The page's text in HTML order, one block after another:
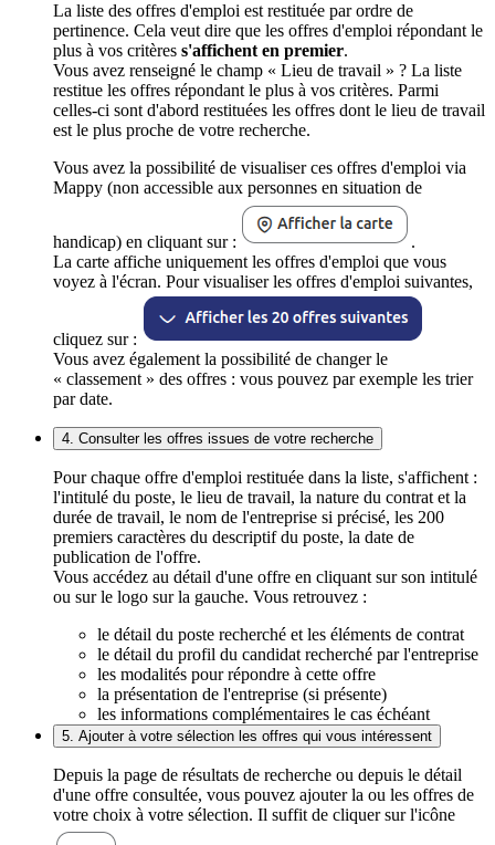
La liste des offres d'emploi est restituée par ordre de
pertinence. Cela veut dire que les offres d'emploi répondant le
plus à vos critères s'affichent en premier.
Vous avez renseigné le champ « Lieu de travail » ? La liste
restitue les offres répondant le plus à vos critères. Parmi
celles-ci sont d'abord restituées les offres dont le lieu de travail
est le plus proche de votre recherche.
Vous avez la possibilité de visualiser ces offres d'emploi via
Mappy (non accessible aux personnes en situation de
handicap) en cliquant sur :
.
La carte affiche uniquement les offres d'emploi que vous
voyez à l'écran. Pour visualiser les offres d'emploi suivantes,
cliquez sur :
Vous avez également la possibilité de changer le
« classement » des offres : vous pouvez par exemple les trier
par date.
4. Consulter les offres issues de votre recherche
Pour chaque offre d'emploi restituée dans la liste, s'affichent :
l'intitulé du poste, le lieu de travail, la nature du contrat et la
durée de travail, le nom de l'entreprise si précisé, les 200
premiers caractères du descriptif du poste, la date de
publication de l'offre.
Vous accédez au détail d'une offre en cliquant sur son intitulé
ou sur le logo sur la gauche. Vous retrouvez :
le détail du poste recherché et les éléments de contrat
le détail du profil du candidat recherché par l'entreprise
les modalités pour répondre à cette offre
la présentation de l'entreprise (si présente)
les informations complémentaires le cas échéant
5. Ajouter à votre sélection les offres qui vous intéressent
Depuis la page de résultats de recherche ou depuis le détail
d'une offre consultée, vous pouvez ajouter la ou les offres de
votre choix à votre sélection. Il suffit de cliquer sur l'icône